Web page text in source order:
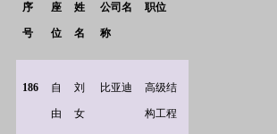
序
号
座
位
姓
名
公司名
称
职位
186 自
由
刘
女
比亚迪 高级结
构工程